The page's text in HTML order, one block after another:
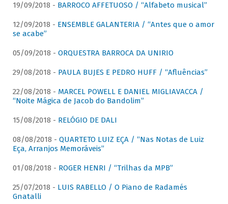
19/09/2018 - BARROCO AFFETUOSO / “Alfabeto musical”
12/09/2018 - ENSEMBLE GALANTERIA / “Antes que o amor
se acabe”
05/09/2018 - ORQUESTRA BARROCA DA UNIRIO
29/08/2018 - PAULA BUJES E PEDRO HUFF / “Afluências”
22/08/2018 - MARCEL POWELL E DANIEL MIGLIAVACCA /
“Noite Mágica de Jacob do Bandolim”
15/08/2018 - RELÓGIO DE DALI
08/08/2018 - QUARTETO LUIZ EÇA / “Nas Notas de Luiz
Eça, Arranjos Memoráveis”
01/08/2018 - ROGER HENRI / “Trilhas da MPB”
25/07/2018 - LUIS RABELLO / O Piano de Radamés
Gnatalli